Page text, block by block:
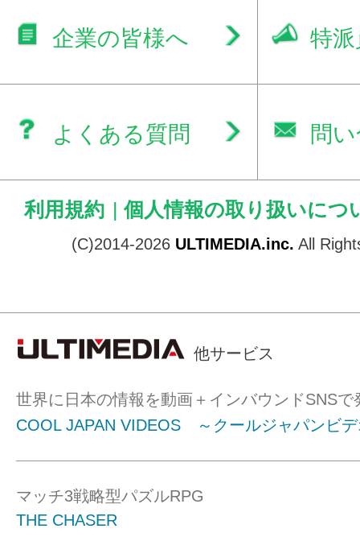
企業の皆様へ 特
よくある質問 問
利用規約 | 個人情報の取り扱いにつ
(C)2014-2026 ULTIMEDIA.inc. All
他サービス
世界に日本の情報を動画＋インバウンドSNSで
COOL JAPAN VIDEOS ～クールジャパンビ
マッチ3戦略型パズルRPG
THE CHASER